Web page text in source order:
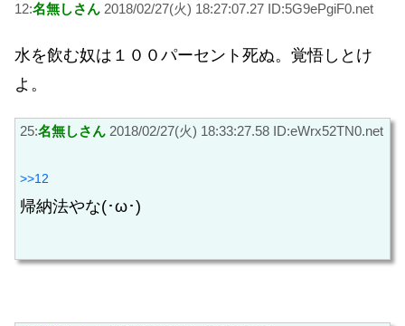
12:名無しさん 2018/02/27(火) 18:27:07.27 ID:5G9ePgiF0.net
水を飲む奴は１００パーセント死ぬ。覚悟しとけ
よ。
25:名無しさん 2018/02/27(火) 18:33:27.58 ID:eWrx52TN0.net
>>12
帰納法やな(･ω･)